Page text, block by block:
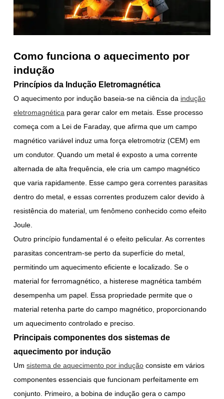
Como funciona o aquecimento por
indução
Princípios da Indução Eletromagnética
O aquecimento por indução baseia-se na ciência da indução
eletromagnética para gerar calor em metais. Esse processo
começa com a Lei de Faraday, que afirma que um campo
magnético variável induz uma força eletromotriz (CEM) em
um condutor. Quando um metal é exposto a uma corrente
alternada de alta frequência, ele cria um campo magnético
que varia rapidamente. Esse campo gera correntes parasitas
dentro do metal, e essas correntes produzem calor devido à
resistência do material, um fenômeno conhecido como efeito
Joule.
Outro princípio fundamental é o efeito pelicular. As correntes
parasitas concentram-se perto da superfície do metal,
permitindo um aquecimento eficiente e localizado. Se o
material for ferromagnético, a histerese magnética também
desempenha um papel. Essa propriedade permite que o
material retenha parte do campo magnético, proporcionando
um aquecimento controlado e preciso.
Principais componentes dos sistemas de
aquecimento por indução
Um sistema de aquecimento por indução consiste em vários
componentes essenciais que funcionam perfeitamente em
conjunto. Primeiro, a bobina de indução gera o campo